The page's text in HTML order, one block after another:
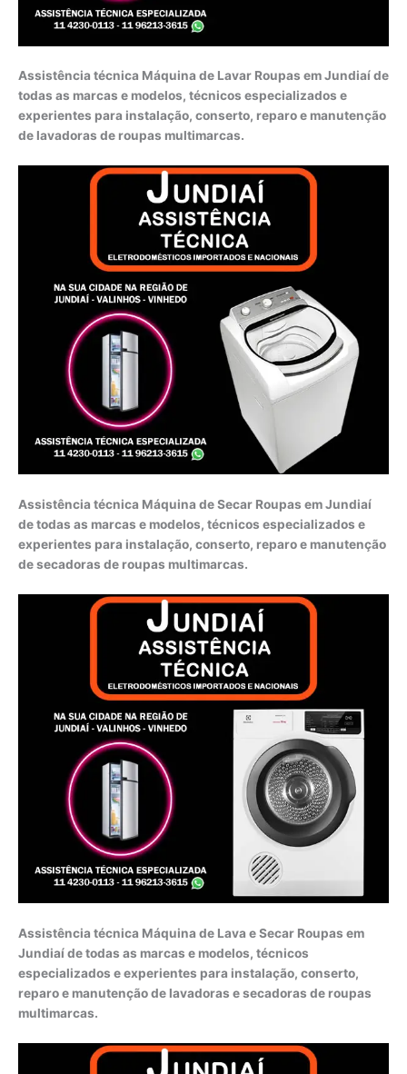
Assistência técnica Máquina de Lavar Roupas em Jundiaí de
todas as marcas e modelos, técnicos especializados e
experientes para instalação, conserto, reparo e manutenção
de lavadoras de roupas multimarcas.
Assistência técnica Máquina de Secar Roupas em Jundiaí
de todas as marcas e modelos, técnicos especializados e
experientes para instalação, conserto, reparo e manutenção
de secadoras de roupas multimarcas.
Assistência técnica Máquina de Lava e Secar Roupas em
Jundiaí de todas as marcas e modelos, técnicos
especializados e experientes para instalação, conserto,
reparo e manutenção de lavadoras e secadoras de roupas
multimarcas.